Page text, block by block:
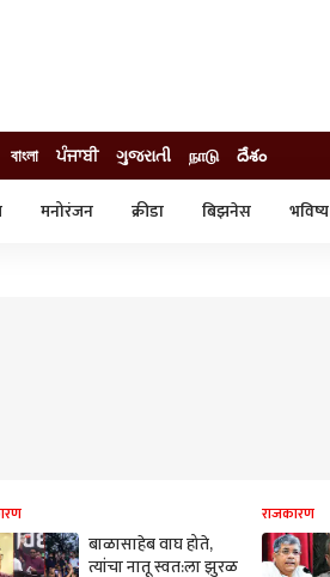
বাংলা ਪੰਜਾਬੀ ગુજરાતી நாடு దేశం
मनोरंजन क्रीडा बिझनेस भविष्य
बाळासाहेब वाघ होते,
त्यांचा नातू स्वत:ला झुरळ
राजकारण